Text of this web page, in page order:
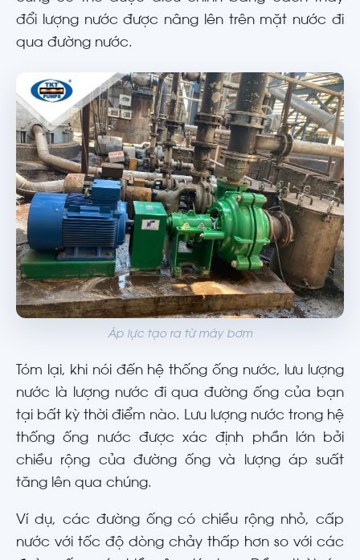
đổi lượng nước được nâng lên trên mặt nước đi
qua đường nước.
Áp lực tạo ra từ máy bơm
Tóm lại, khi nói đến hệ thống ống nước, lưu lượng
nước là lượng nước đi qua đường ống của bạn
tại bất kỳ thời điểm nào. Lưu lượng nước trong hệ
thống ống nước được xác định phần lớn bởi
chiều rộng của đường ống và lượng áp suất
tăng lên qua chúng.
Ví dụ, các đường ống có chiều rộng nhỏ, cấp
nước với tốc độ dòng chảy thấp hơn so với các